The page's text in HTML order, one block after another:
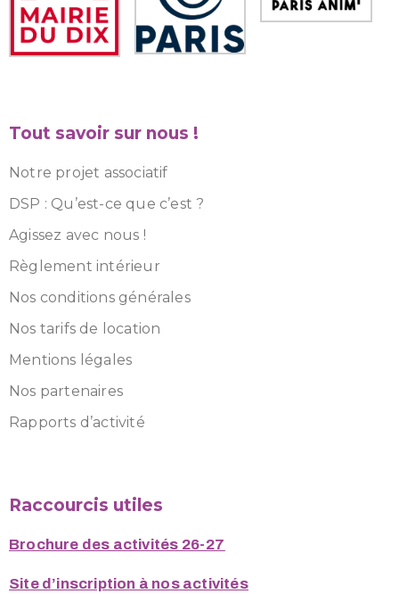
Tout savoir sur nous !
Notre projet associatif
DSP : Qu’est-ce que c’est ?
Agissez avec nous !
Règlement intérieur
Nos conditions générales
Nos tarifs de location
Mentions légales
Nos partenaires
Rapports d’activité
Raccourcis utiles
Brochure des activités 26-27
Site d’inscription à nos activités